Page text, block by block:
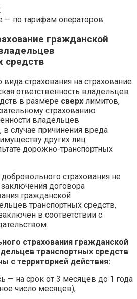
— по тарифам операторов
гражданской
средств
страхования на страхование
ответственность владельцев
в размере сверх лимитов,
страхованию
владельцев
в случае причинения вреда
других лиц
дорожно-транспортных
страхования не
договора
гражданской
транспортных средств,
в соответствии с
страхования гражданской
транспортных средств
с территорией действия:
— на срок от 3 месяцев до 1 года
число месяцев);